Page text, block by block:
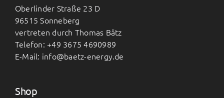
Oberlinder Straße 23 D
96515 Sonneberg
vertreten durch Thomas Bätz
Telefon: +49 3675 4690989
E-Mail: info@baetz-energy.de
Shop